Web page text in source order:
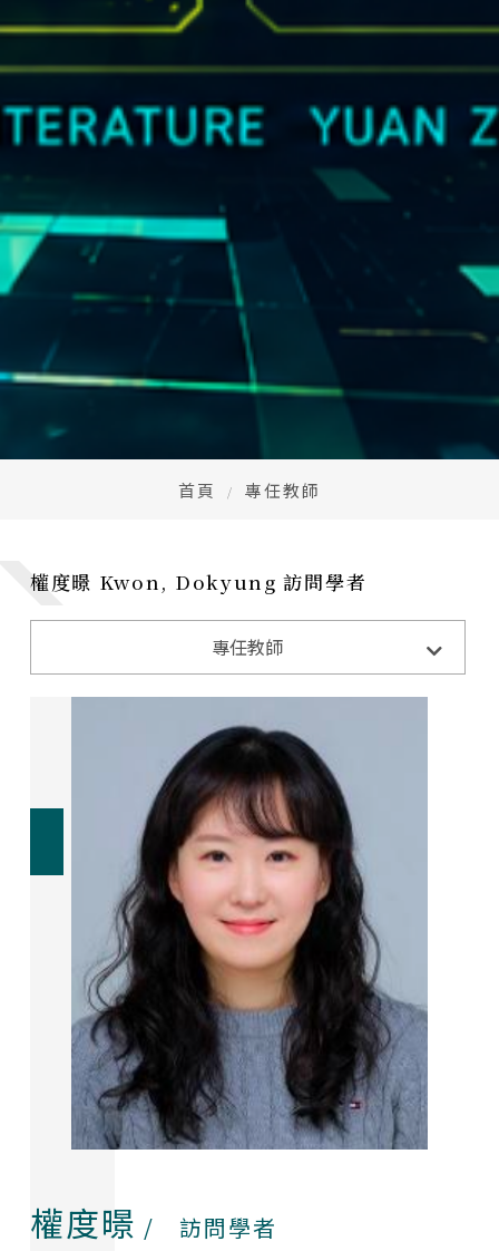
首頁 專任教師
權度暻 Kwon, Dokyung 訪問學者
專任教師
何威萱 教授 鍾雲鶯 教授
黃智明 助理教授 李奇鴻 助理教授
顏樞 助理教授
韋欣 Christine Welch 助理教授
權度暻 Kwon, Dokyung 訪問學者
權度暻 / 訪問學者